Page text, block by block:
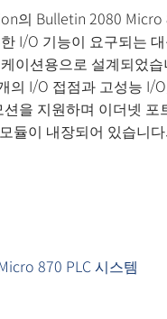
의 Bulletin 2080 Micro
I/O 기능이 요구되는
이션용으로 설계되었습
의 I/O 접점과 고성능 I/
을 지원하며 이더넷 포
듈이 내장되어 있습니다.